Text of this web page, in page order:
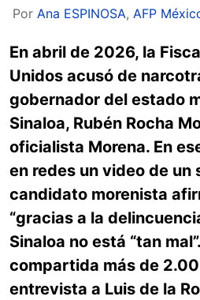
Por Ana ESPINOSA, AFP
En abril de 2026, la
Unidos acusó de
gobernador del estado
Sinaloa, Rubén Rocha
oficialista Morena. En
en redes un video de un
candidato morenista
“gracias a la
Sinaloa no está “tan
compartida más de
entrevista a Luis de la